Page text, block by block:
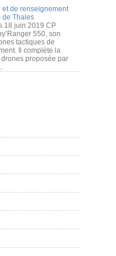
et de renseignement
de Thales
18 juin 2019 CP
550, son
tactiques de
Il complète la
proposée par